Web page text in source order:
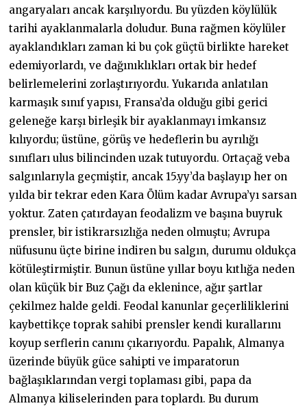
angaryaları ancak karşılıyordu. Bu yüzden köylülük
tarihi ayaklanmalarla doludur. Buna rağmen köylüler
ayaklandıkları zaman ki bu çok güçtü birlikte hareket
edemiyorlardı, ve dağınıklıkları ortak bir hedef
belirlemelerini zorlaştırıyordu. Yukarıda anlatılan
karmaşık sınıf yapısı, Fransa’da olduğu gibi gerici
geleneğe karşı birleşik bir ayaklanmayı imkansız
kılıyordu; üstüne, görüş ve hedeflerin bu ayrılığı
sınıfları ulus bilincinden uzak tutuyordu. Ortaçağ veba
salgınlarıyla geçmiştir, ancak 15.yy’da başlayıp her on
yılda bir tekrar eden Kara Ölüm kadar Avrupa’yı sarsan
yoktur. Zaten çatırdayan feodalizm ve başına buyruk
prensler, bir istikrarsızlığa neden olmuştu; Avrupa
nüfusunu üçte birine indiren bu salgın, durumu oldukça
kötüleştirmiştir. Bunun üstüne yıllar boyu kıtlığa neden
olan küçük bir Buz Çağı da eklenince, ağır şartlar
çekilmez halde geldi. Feodal kanunlar geçerliliklerini
kaybettikçe toprak sahibi prensler kendi kurallarını
koyup serflerin canını çıkarıyordu. Papalık, Almanya
üzerinde büyük güce sahipti ve imparatorun
bağlaşıklarından vergi toplaması gibi, papa da
Almanya kiliselerinden para toplardı. Bu durum